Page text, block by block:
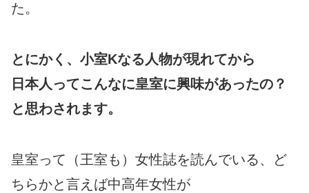
た。
とにかく、小室Kなる人物が現れてから
日本人ってこんなに皇室に興味があったの？
と思わされます。
皇室って（王室も）女性誌を読んでいる、ど
ちらかと言えば中高年女性が